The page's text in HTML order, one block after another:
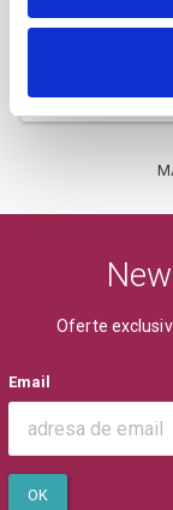
Oferte
Email
OK